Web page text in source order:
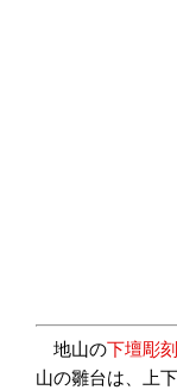
地山の下壇彫刻
山の雛台は、上